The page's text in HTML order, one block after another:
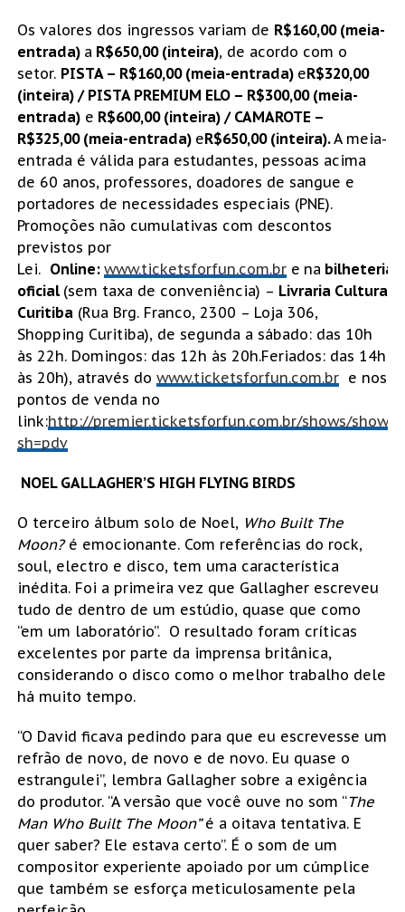
Os valores dos ingressos variam de R$160,00 (meia-
entrada) a R$650,00 (inteira), de acordo com o
setor. PISTA – R$160,00 (meia-entrada) eR$320,00
(inteira) / PISTA PREMIUM ELO – R$300,00 (meia-
entrada)e R$600,00 (inteira) / CAMAROTE –
R$325,00 (meia-entrada) eR$650,00 (inteira).A meia-
entrada é válida para estudantes, pessoas acima
de 60 anos, professores, doadores de sangue e
portadores de necessidades especiais (PNE).
Promoções não cumulativas com descontos
previstos por
Lei. Online: www.ticketsforfun.com.bre na bilheteria
oficial (sem taxa de conveniência) – Livraria Cultura
Curitiba (Rua Brg. Franco, 2300 – Loja 306,
Shopping Curitiba), de segunda a sábado: das 10h
às 22h. Domingos: das 12h às 20h.Feriados: das 14h
às 20h), através do www.ticketsforfun.com.bre nos
pontos de venda no
link:http://premier.ticketsforfun.com.br/shows/
sh=pdv
NOEL GALLAGHER’S HIGH FLYING BIRDS
O terceiro álbum solo de Noel, Who Built The
Moon?é emocionante. Com referências do rock,
soul, electro e disco, tem uma característica
inédita. Foi a primeira vez que Gallagher escreveu
tudo de dentro de um estúdio, quase que como
“em um laboratório”. O resultado foram críticas
excelentes por parte da imprensa britânica,
considerando o disco como o melhor trabalho dele
há muito tempo.
“O David ficava pedindo para que eu escrevesse um
refrão de novo, de novo e de novo. Eu quase o
estrangulei”, lembra Gallagher sobre a exigência
do produtor. “A versão que você ouve no som “The
Man Who Built The Moon”é a oitava tentativa. E
quer saber? Ele estava certo”. É o som de um
compositor experiente apoiado por um cúmplice
que também se esforça meticulosamente pela